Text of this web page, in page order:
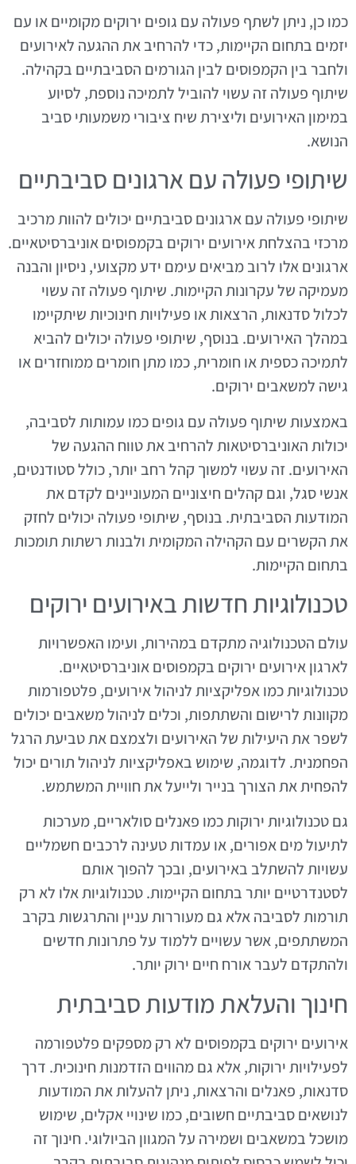
כמו כן, ניתן לשתף פעולה עם גופים ירוקים מקומיים או עם
יזמים בתחום הקיימות, כדי להרחיב את ההגעה לאירועים
ולחבר בין הקמפוסים לבין הגורמים הסביבתיים בקהילה.
שיתוף פעולה זה עשוי להוביל לתמיכה נוספת, לסיוע
במימון האירועים וליצירת שיח ציבורי משמעותי סביב
הנושא.
שיתופי פעולה עם ארגונים סביבתיים
שיתופי פעולה עם ארגונים סביבתיים יכולים להוות מרכיב
מרכזי בהצלחת אירועים ירוקים בקמפוסים אוניברסיטאיים.
ארגונים אלו לרוב מביאים עימם ידע מקצועי, ניסיון והבנה
מעמיקה של עקרונות הקיימות. שיתוף פעולה זה עשוי
לכלול סדנאות, הרצאות או פעילויות חינוכיות שיתקיימו
במהלך האירועים. בנוסף, שיתופי פעולה יכולים להביא
לתמיכה כספית או חומרית, כמו מתן חומרים ממוחזרים או
גישה למשאבים ירוקים.
באמצעות שיתוף פעולה עם גופים כמו עמותות לסביבה,
יכולות האוניברסיטאות להרחיב את טווח ההגעה של
האירועים. זה עשוי למשוך קהל רחב יותר, כולל סטודנטים,
אנשי סגל, וגם קהלים חיצוניים המעוניינים לקדם את
המודעות הסביבתית. בנוסף, שיתופי פעולה יכולים לחזק
את הקשרים עם הקהילה המקומית ולבנות רשתות תומכות
בתחום הקיימות.
טכנולוגיות חדשות באירועים ירוקים
עולם הטכנולוגיה מתקדם במהירות, ועימו האפשרויות
לארגון אירועים ירוקים בקמפוסים אוניברסיטאיים.
טכנולוגיות כמו אפליקציות לניהול אירועים, פלטפורמות
מקוונות לרישום והשתתפות, וכלים לניהול משאבים יכולים
לשפר את היעילות של האירועים ולצמצם את טביעת הרגל
הפחמנית. לדוגמה, שימוש באפליקציות לניהול תורים יכול
להפחית את הצורך בנייר ולייעל את חוויית המשתמש.
גם טכנולוגיות ירוקות כמו פאנלים סולאריים, מערכות
לתיעול מים אפורים, או עמדות טעינה לרכבים חשמליים
עשויות להשתלב באירועים, ובכך להפוך אותם
לסטנדרטיים יותר בתחום הקיימות. טכנולוגיות אלו לא רק
תורמות לסביבה אלא גם מעוררות עניין והתרגשות בקרב
המשתתפים, אשר עשויים ללמוד על פתרונות חדשים
ולהתקדם לעבר אורח חיים ירוק יותר.
חינוך והעלאת מודעות סביבתית
אירועים ירוקים בקמפוסים לא רק מספקים פלטפורמה
לפעילויות ירוקות, אלא גם מהווים הזדמנות חינוכית. דרך
סדנאות, פאנלים והרצאות, ניתן להעלות את המודעות
לנושאים סביבתיים חשובים, כמו שינויי אקלים, שימוש
מושכל במשאבים ושמירה על המגוון הביולוגי. חינוך זה